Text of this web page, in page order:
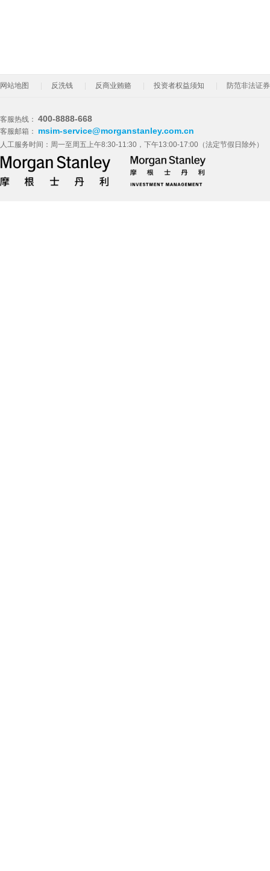
网站地图 反洗钱 反商业贿赂 投资者权益须知 防范非法证
客服热线： 400-8888-668
客服邮箱： msim-service@morganstanley.com.cn
人工服务时间：周一至周五上午8:30-11:30，下午13:00-17:00（法定节假日除外）